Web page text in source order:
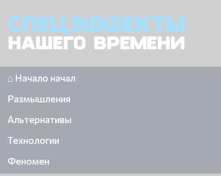
⌂ Начало начал
Размышления
Альтернативы
Технологии
Феномен